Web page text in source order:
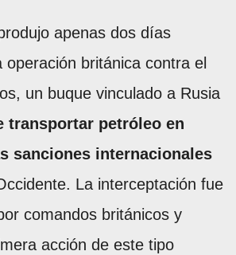
apenas dos días
operación británica contra el
un buque vinculado a Rusia
transportar petróleo en
sanciones internacionales
La interceptación fue
comandos británicos y
acción de este tipo